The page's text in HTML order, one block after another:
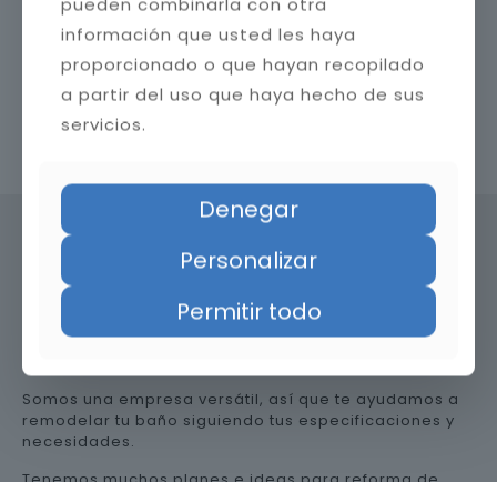
Precio de reformar el baño en
Granada
Somos una empresa versátil, así que te ayudamos a
remodelar tu baño siguiendo tus especificaciones y
necesidades.
información que usted les haya
proporcionado o que hayan recopilado
a partir del uso que haya hecho de sus
servicios.
Denegar
Personalizar
Permitir todo